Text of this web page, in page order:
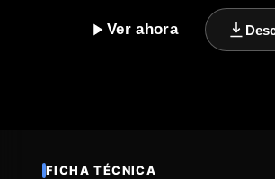
si los demonios que lo
historia, creando un ambiente
Ver ahora
FICHA TÉCNICA